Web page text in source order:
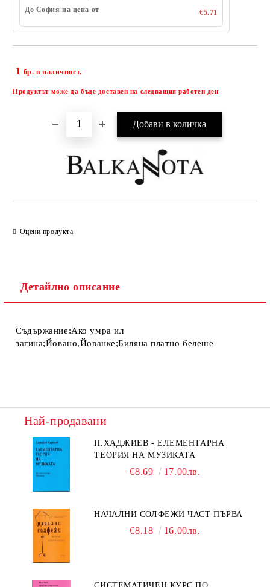
До София на цена от
€5.71
1 бр. в наличност.
Продуктът може да бъде доставен на следващия работен ден
Оцени продукта
Детайлно описание
Съдържание:Ако умра ил
загина;Йовано,Йованке;Биляна платно белеше
Най-продавани
П.ХАДЖИЕВ - ЕЛЕМЕНТАРНА
ТЕОРИЯ НА МУЗИКАТА
€8.69 17.00лв.
НАЧАЛНИ СОЛФЕЖИ ЧАСТ ПЪРВА
€8.18 16.00лв.